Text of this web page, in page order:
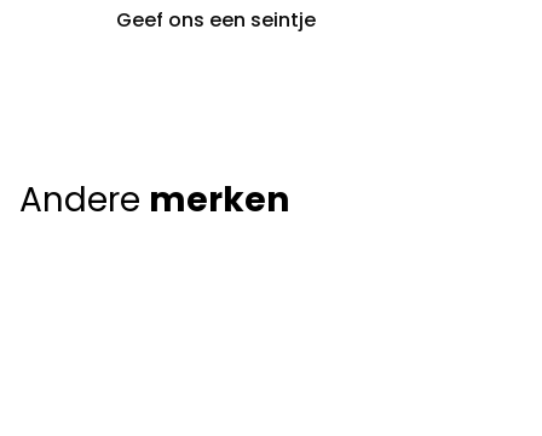
Geef ons een seintje
Andere merken